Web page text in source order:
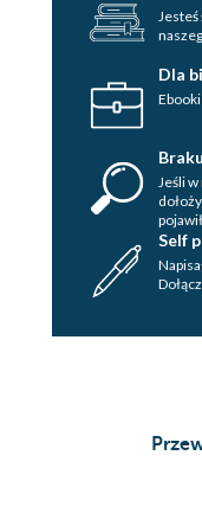
Jesteś
Dla
Jeśli
Self